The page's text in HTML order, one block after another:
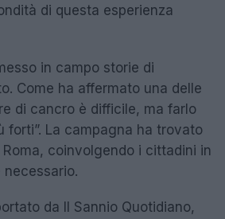
di questa esperienza
in campo storie di
Come ha affermato una delle
di cancro è difficile, ma farlo
forti”. La campagna ha trovato
coinvolgendo i cittadini in
da Il Sannio Quotidiano,